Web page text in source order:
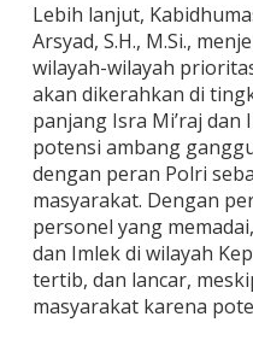
Lebih lanjut,
Arsyad, S.H., M.Si.,
wilayah-wilayah
akan dikerahkan di
panjang Isra Mi’raj
potensi ambang
dengan peran Polri
masyarakat. Dengan
personel yang
dan Imlek di wilayah
tertib, dan lancar,
masyarakat karena